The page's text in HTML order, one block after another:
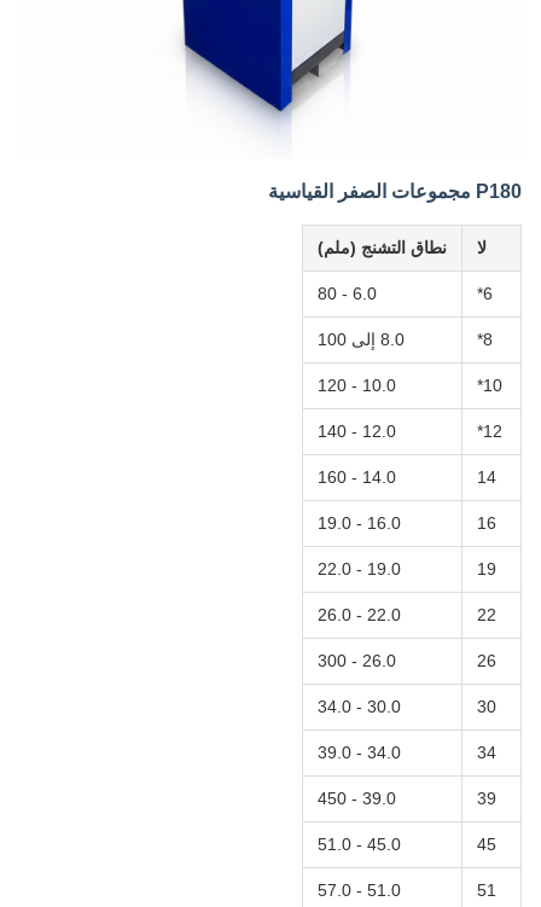
P180 مجموعات الصفر القياسية
لا نطاق التشنج (ملم)
6*
6.0 - 80
8* 8.0 إلى 100
10*
10.0 - 120
12*
12.0 - 140
14
14.0 - 160
16
16.0 - 19.0
19
19.0 - 22.0
22
22.0 - 26.0
26
26.0 - 300
30
30.0 - 34.0
34
34.0 - 39.0
39
39.0 - 450
45
45.0 - 51.0
51
51.0 - 57.0